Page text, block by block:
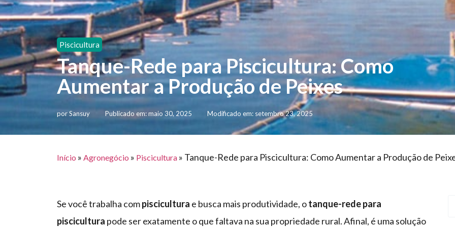
Piscicultura
Tanque-Rede para Piscicultura: Como
Aumentar a Produção de Peixes
porSansuy Publicado em:maio 30, 2025 Modificado em: setembro 23, 2025
Início » Agronegócio » Piscicultura » Tanque-Rede para Piscicultura: Como Aumentar a Produção de
Se você trabalha compiscicultura e busca mais produtividade, otanque-rede para
piscicultura pode ser exatamente o que faltava na sua propriedade rural. Afinal, é uma solução